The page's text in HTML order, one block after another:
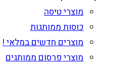
מוצרי טיסה
כוסות ממותגות
מוצרים חדשים במלאי !
מוצרי פרסום ממותגים